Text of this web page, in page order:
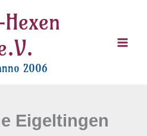
2006
Eigeltingen